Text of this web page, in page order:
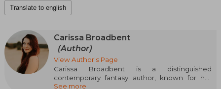
Translate to english
Carissa Broadbent
(Author)
View Author's Page
Carissa Broadbent is a distinguished
contemporary fantasy author, known for her
captivating stories full of action, romance, and
See more